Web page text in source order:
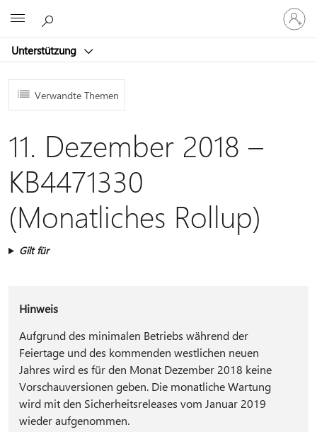
Unterstützung
Bei
Ihrem
Konto
Verwandte Themen
11. Dezember 2018 –
KB4471330
(Monatliches Rollup)
Gilt für
Hinweis
Aufgrund des minimalen Betriebs während der
Feiertage und des kommenden westlichen neuen
Jahres wird es für den Monat Dezember 2018 keine
Vorschauversionen geben. Die monatliche Wartung
wird mit den Sicherheitsreleases vom Januar 2019
wieder aufgenommen.